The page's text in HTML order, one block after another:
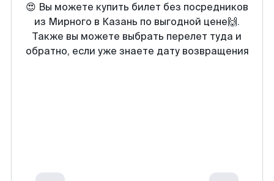
😍 Вы можете купить билет без посредников
из Мирного в Казань по выгодной цене🙌.
Также вы можете выбрать перелет туда и
обратно, если уже знаете дату возвращения